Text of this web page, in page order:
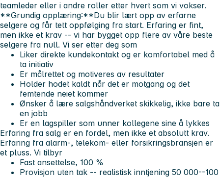
teamleder eller i andre roller etter hvert som vi vokser.
**Grundig opplæring:**Du blir lært opp av erfarne
selgere og får tett oppfølging fra start. Erfaring er fint,
men ikke et krav -- vi har bygget opp flere av våre beste
selgere fra null. Vi ser etter deg som
Liker direkte kundekontakt og er komfortabel med å
ta initiativ
Er målrettet og motiveres av resultater
Holder hodet kaldt når det er motgang og det
femtende neiet kommer
Ønsker å lære salgshåndverket skikkelig, ikke bare ta
en jobb
Er en lagspiller som unner kollegene sine å lykkes
Erfaring fra salg er en fordel, men ikke et absolutt krav.
Erfaring fra alarm-, telekom- eller forsikringsbransjen er
et pluss. Vi tilbyr
Fast ansettelse, 100 %
Provisjon uten tak -- realistisk inntjening 50 000--100